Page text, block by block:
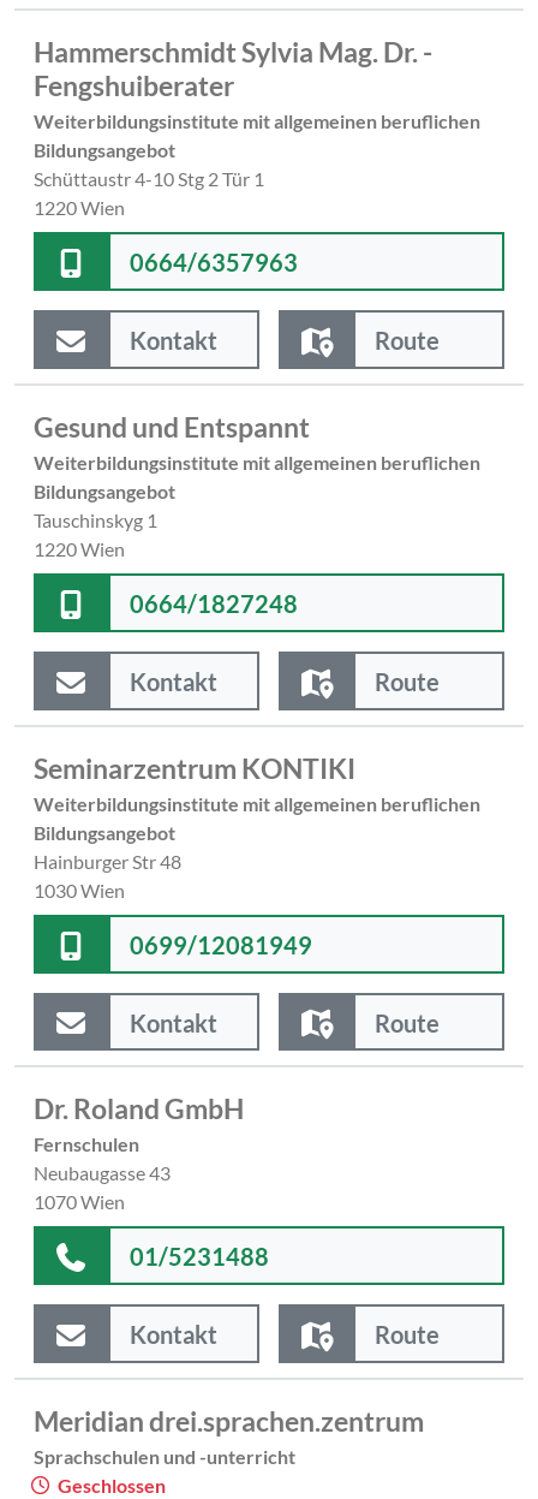
Hammerschmidt Sylvia Mag. Dr. -
Fengshuiberater
Weiterbildungsinstitute mit allgemeinen beruflichen
Bildungsangebot
Schüttaustr 4-10 Stg 2 Tür 1
1220 Wien
0664/6357963
Kontakt Route
Gesund und Entspannt
Weiterbildungsinstitute mit allgemeinen beruflichen
Bildungsangebot
Tauschinskyg 1
1220 Wien
0664/1827248
Kontakt Route
Seminarzentrum KONTIKI
Weiterbildungsinstitute mit allgemeinen beruflichen
Bildungsangebot
Hainburger Str 48
1030 Wien
0699/12081949
Kontakt Route
Dr. Roland GmbH
Fernschulen
Neubaugasse 43
1070 Wien
01/5231488
Kontakt Route
Meridian drei.sprachen.zentrum
Sprachschulen und -unterricht
Geschlossen